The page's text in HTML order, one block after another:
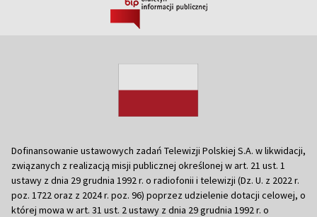
Dofinansowanie ustawowych zadań Telewizji Polskiej S.A. w likwidacji,
związanych z realizacją misji publicznej określonej w art. 21 ust. 1
ustawy z dnia 29 grudnia 1992 r. o radiofonii i telewizji (Dz. U. z 2022 r.
poz. 1722 oraz z 2024 r. poz. 96) poprzez udzielenie dotacji celowej, o
której mowa w art. 31 ust. 2 ustawy z dnia 29 grudnia 1992 r. o